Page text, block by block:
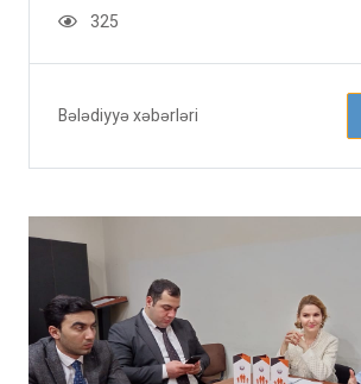
325
Bələdiyyə xəbərləri